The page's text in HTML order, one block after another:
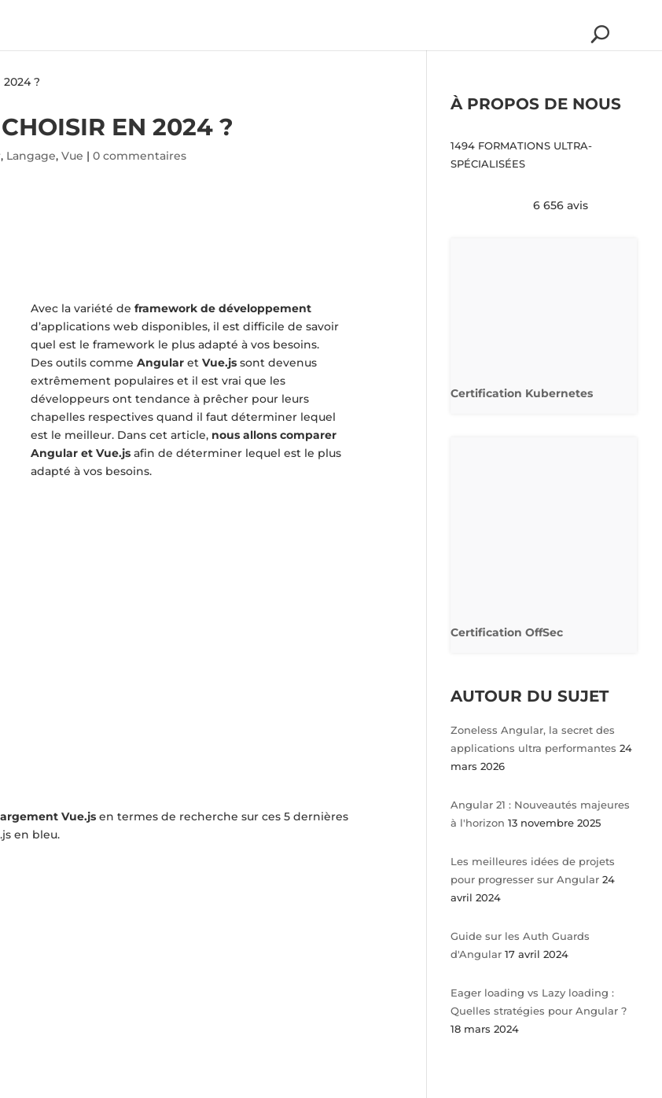
?
EN 2024 ?
, Langage, Vue | 0 commentaires
Avec la variété de framework de développement
d’applications web disponibles, il est difficile de savoir
quel est le framework le plus adapté à vos besoins.
Des outils comme Angularet Vue.jssont devenus
extrêmement populaires et il est vrai que les
développeurs ont tendance à prêcher pour leurs
chapelles respectives quand il faut déterminer lequel
est le meilleur. Dans cet article,nous allons comparer
Angular et Vue.jsafin de déterminer lequel est le plus
adapté à vos besoins.
Vue.js en termes de recherche sur ces 5 dernières
en bleu.
À PROPOS DE NOUS
1494 FORMATIONS ULTRA-
SPÉCIALISÉES
6 656 avis
Certification Kubernetes
Certification OffSec
AUTOUR DU SUJET
Zoneless Angular, la secret des
applications ultra performantes 24
mars 2026
Angular 21 : Nouveautés majeures
à l'horizon 13 novembre 2025
Les meilleures idées de projets
pour progresser sur Angular 24
avril 2024
Guide sur les Auth Guards
d'Angular 17 avril 2024
Eager loading vs Lazy loading :
Quelles stratégies pour Angular ?
18 mars 2024